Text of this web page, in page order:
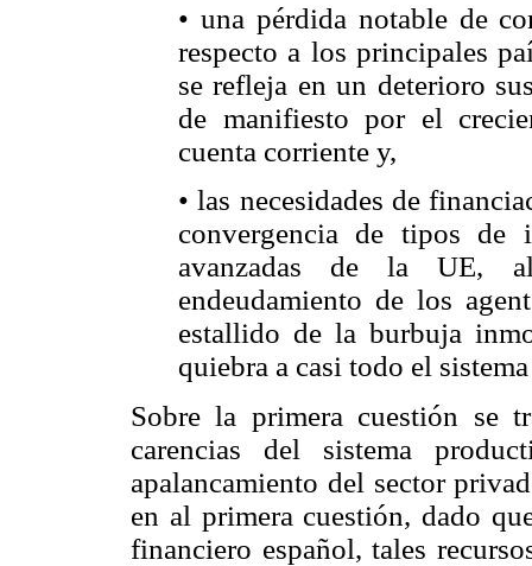
• una pérdida notable de
respecto a los principales
se refleja en un deterioro
de manifiesto por el
cuenta corriente y,
• las necesidades de
convergencia de tipos de
avanzadas de la UE,
endeudamiento de los
estallido de la burbuja
quiebra a casi todo el
Sobre la primera cuestión se
carencias del sistema
apalancamiento del sector
en al primera cuestión, dado
financiero español, tales